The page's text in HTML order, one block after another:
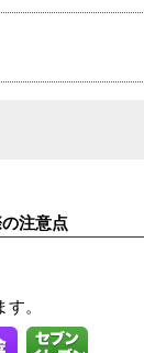
注意点
。